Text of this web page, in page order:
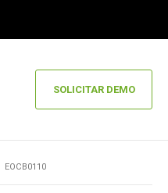
SOLICITAR DEMO
EOCB0110